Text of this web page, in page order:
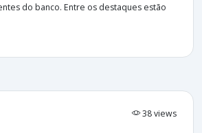
do banco. Entre os destaques estão
38 views